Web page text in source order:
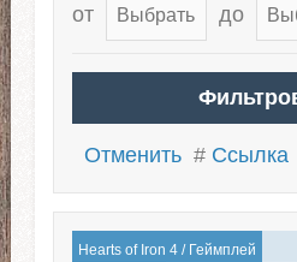
от
до
Отменить # Ссылка
Hearts of Iron 4/ Геймплей